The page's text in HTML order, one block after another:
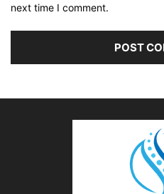
next time I comment.